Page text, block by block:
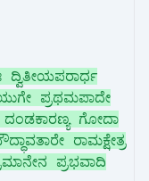
ದ್ವಿತೀಯಪರಾರ್ಧ
ಪ್ರಥಮಪಾದೇ
ಗೋದಾ
ರಾಮಕ್ಷೇತ್ರ
ಪ್ರಭವಾದಿ